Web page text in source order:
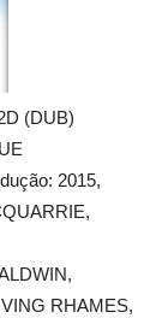
(DUB)
2015,
RHAMES,